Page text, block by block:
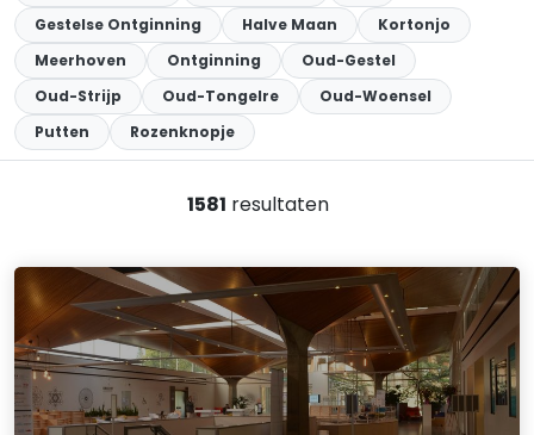
Gestelse Ontginning
Halve Maan
Kortonjo
Meerhoven
Ontginning
Oud-Gestel
Oud-Strijp
Oud-Tongelre
Oud-Woensel
Putten
Rozenknopje
1581 resultaten